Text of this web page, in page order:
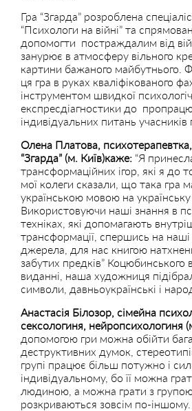
Гра “Згарда” розроблена
“Психологи на війні” та
допомогти постраждалим від
занурює в атмосферу вільного
картини бажаного майбутнього.
ця гра в руках кваліфікованого
інструментом швидкої
експресдіагностики до
індивідуальних питань учасників
Олена Платова, психотерапевтка,
“Згарда” (м. Київ)каже: “Я
трансформаційних ігор, які я до
мої колеги сказали, що така гра
українською мовою на
Використовуючи наші знання в
техніках, які допомагають
трансформації, спершись на наші
джерела, для нас книгою
забутих предків” Коцюбинського
виданні, наша художниця
символи, давньоукраїнські і
Анастасія Білозор, сімейна
сексологиня, нейропсихологиня
допомогою гри можна обійти
деструктивних думок,
групі працює більш потужно і
індивідуальному, бо її можна
людиною, а можна грати з
розкриваються зовсім по-іншому.